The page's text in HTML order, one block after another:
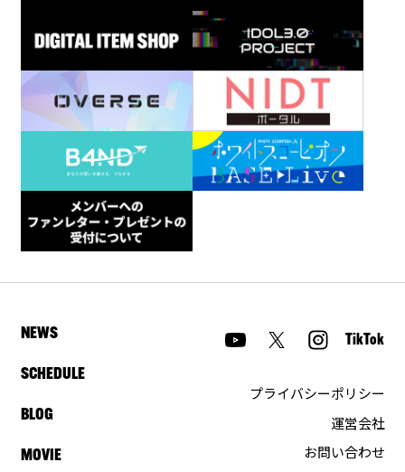
NEWS
SCHEDULE
BLOG
MOVIE
TikTok
プライバシーポリシー
運営会社
お問い合わせ